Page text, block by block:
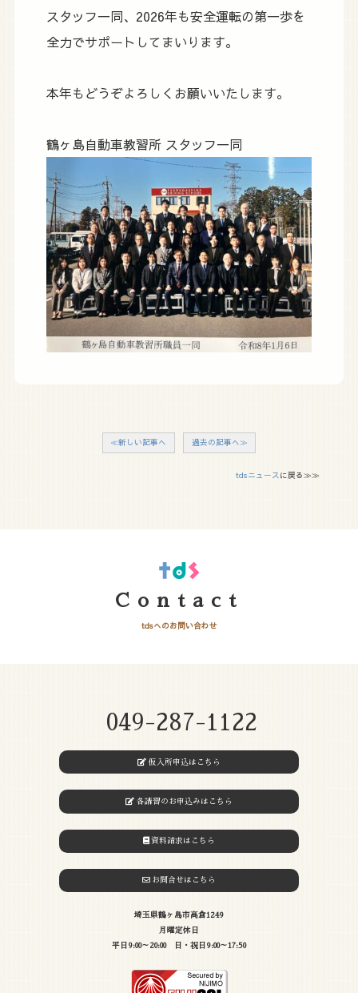
スタッフ一同、2026年も安全運転の第一歩を
全力でサポートしてまいります。
本年もどうぞよろしくお願いいたします。
鶴ヶ島自動車教習所 スタッフ一同
≪新しい記事へ 過去の記事へ≫
tdsニュースに戻る≫≫
Contact
tdsへのお問い合わせ
049-287-1122
仮入所申込はこちら
各講習のお申込みはこちら
資料請求はこちら
お問合せはこちら
埼玉県鶴ヶ島市高倉1249
月曜定休日
平日9:00～20:00 日・祝日9:00～17:50